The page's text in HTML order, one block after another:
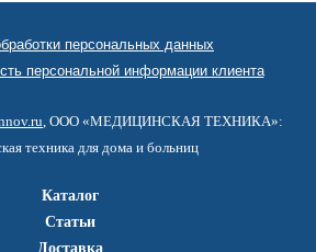
персональных данных
персональной информации клиента
, ООО «МЕДИЦИНСКАЯ ТЕХНИКА»:
техника для дома и больниц
Каталог
Статьи
Доставка